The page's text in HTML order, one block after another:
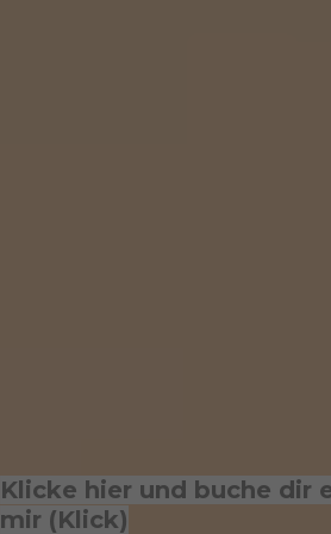
Klicke hier und buche dir
mir (Klick)